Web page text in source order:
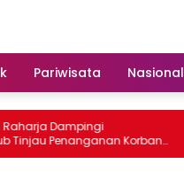
Pariwisata Nasional
Dampingi
Penanganan Korban
II di RS PHC